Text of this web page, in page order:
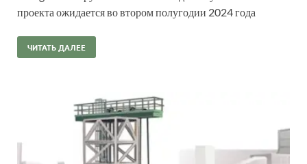
проекта ожидается во втором полугодии 2024 года
ЧИТАТЬ ДАЛЕЕ